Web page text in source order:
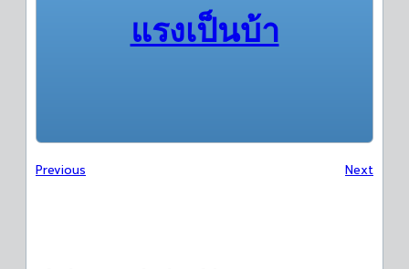
แรงเป็นบ้า
Previous Next